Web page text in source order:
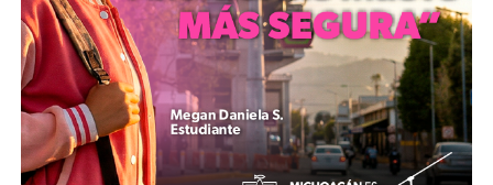
Comparte con: